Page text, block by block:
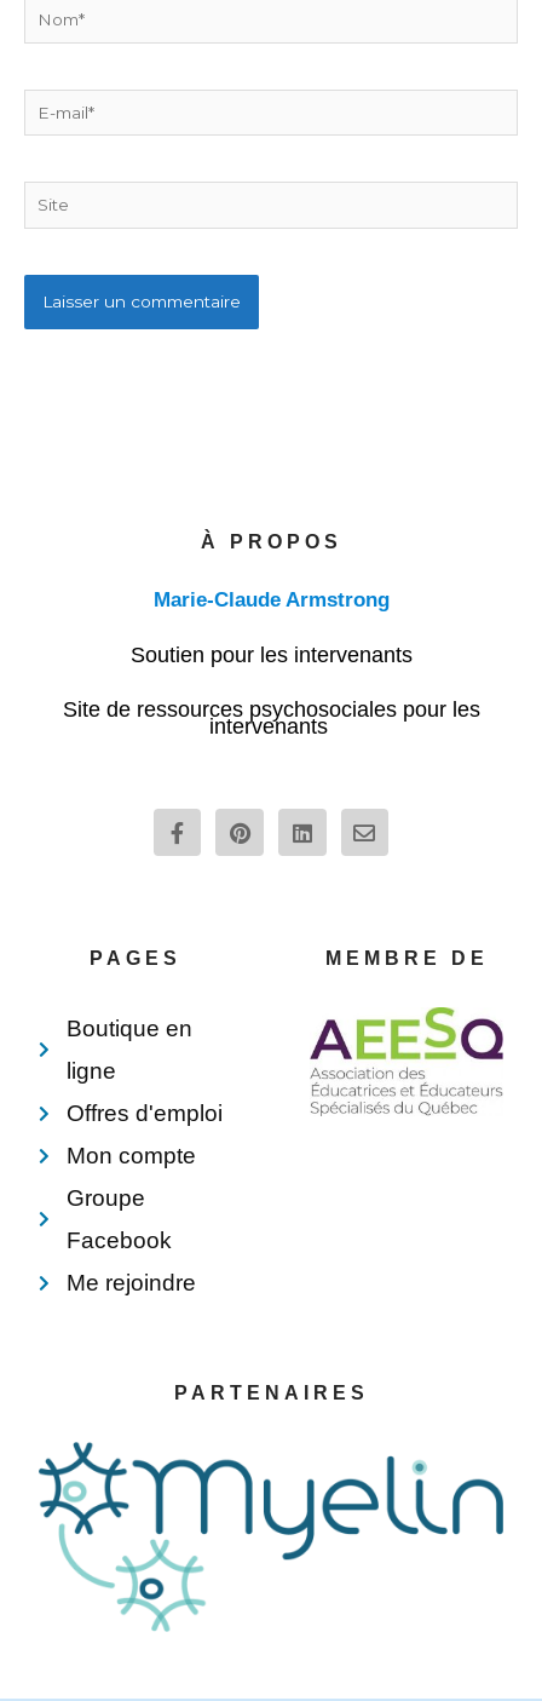
Nom*
E-
mail*
Site
À PROPOS
Marie-Claude Armstrong
Soutien pour les intervenants
Site de ressources psychosociales pour les
intervenants
F
a
c
P
i
n
L
i
n
E
n
v
p
e
PAGES
Boutique en
ligne
Offres d'emploi
Mon compte
Groupe
Facebook
Me rejoindre
MEMBRE DE
PARTENAIRES